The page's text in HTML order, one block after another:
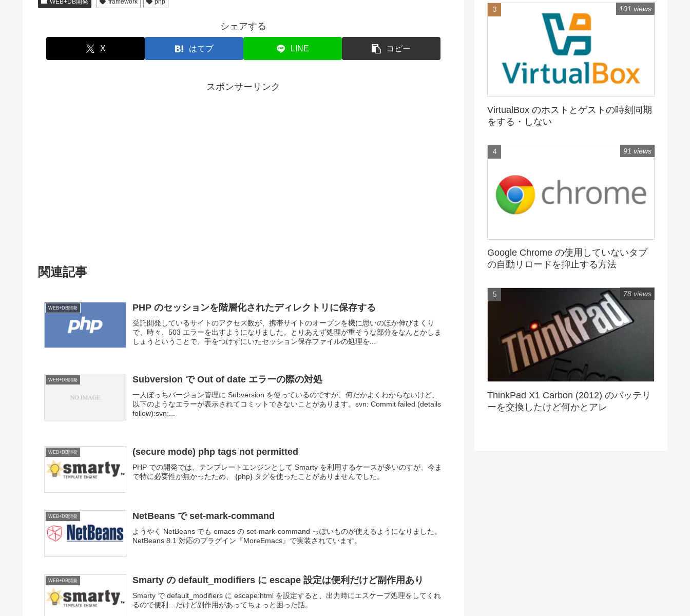
シェアする
X はてブ LINE コピー
スポンサーリンク
関連記事
WEB+DB開発 PHP のセッションを階層化されたディレクトリに保存する
受託開発しているサイトのアクセス数が、携帯サイトのオープンを機に思いのほか伸びまくり
で、時々、503 エラーを出すようになりました。とりあえず処理が重そうな部分をなんとかしま
しょうということで、手をつけずにいたセッション保存ファイルの処理を...
WEB+DB開発 Subversion で Out of date エラーの際の対処
一人ぼっちバージョン管理に Subversion を使っているのですが、何だかよくわからないけど、
以下のようなエラーが表示されてコミットできないことがあります。svn: Commit failed (details
follow):svn:...
WEB+DB開発 (secure mode) php tags not permitted
PHP での開発では、テンプレートエンジンとして Smarty を利用するケースが多いのすが、今ま
で特に必要性が無かったため、 {php} タグを使ったことがありませんでした。
WEB+DB開発 NetBeans で set-mark-command
ようやく NetBeans でも emacs の set-mark-command っぽいものが使えるようになりました。
NetBeans 8.1 対応のプラグイン『MoreEmacs』で実装されています。
WEB+DB開発 Smarty の default_modifiers に escape 設定は便利だけど副作用あり
Smarty で default_modifiers に escape:html を設定すると、出力時にエスケープ処理をしてくれ
るので便利…だけど副作用があってちょっと困った話。
VirtualBox のホストとゲストの時刻同期
をする・しない
101 views
Google Chrome の使用していないタブ
の自動リロードを抑止する方法
91 views
ThinkPad X1 Carbon (2012) のバッテリ
ーを交換したけど何かとアレ
78 views